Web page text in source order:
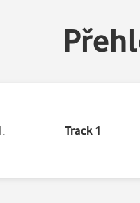
Track 1